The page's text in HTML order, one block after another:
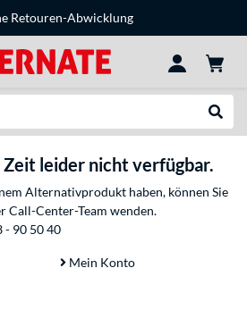
Retouren-Abwicklung
leider nicht verfügbar.
Alternativprodukt haben, können Sie
Call-Center-Team wenden.
- 90 50 40
Mein Konto